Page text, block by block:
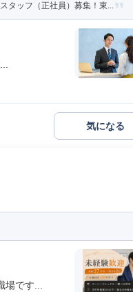
タッフ（正社員）募集！東...
気になる
です...